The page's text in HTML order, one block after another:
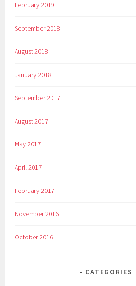
February 2019
September 2018
August 2018
January 2018
September 2017
August 2017
May 2017
April 2017
February 2017
November 2016
October 2016
CATEGORIES